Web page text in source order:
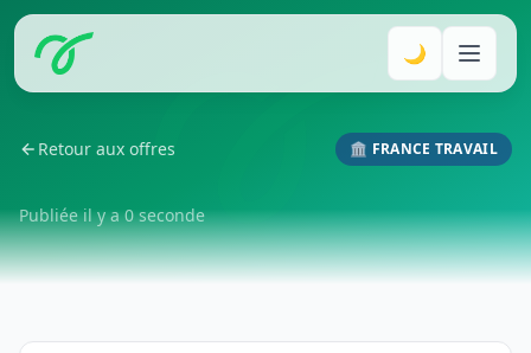
🌙
Retour aux offres 🏛️ FRANCE TRAVAIL
Publiée il y a 0 seconde